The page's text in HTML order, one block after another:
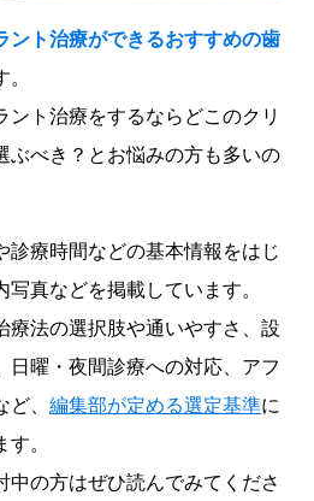
ント治療ができるおすすめの歯
ント治療をするならどこのクリ
ぶべき？とお悩みの方も多いの
診療時間などの基本情報をはじ
真などを掲載しています。
療法の選択肢や通いやすさ、設
日曜・夜間診療への対応、アフ
、 編集部が定める選定基準に
。
中の方はぜひ読んでみてくださ